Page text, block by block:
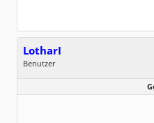
LotharI
Benutzer
Dabei seit:
12 / 2025